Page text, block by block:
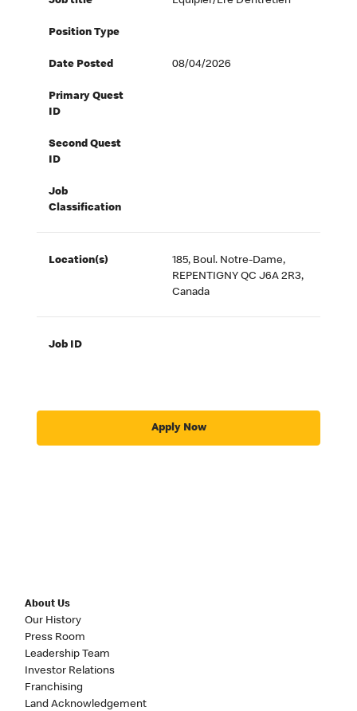
Position Type
Date Posted 08/04/2026
Primary Quest
ID
Second Quest
ID
Job
Classification
Location(s)
185, Boul. Notre-Dame,
REPENTIGNY QC J6A 2R3,
Canada
Job ID
Apply Now
About Us
Our History
Press Room
Leadership Team
Investor Relations
Franchising
Land Acknowledgement